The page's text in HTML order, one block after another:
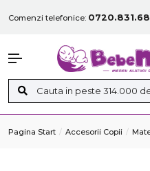
Comenzi telefonice:
Pagina Start Accesorii Copii